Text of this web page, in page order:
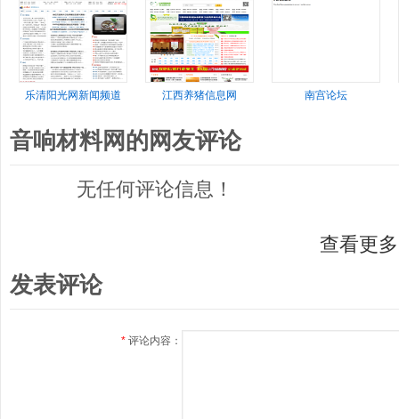
乐清阳光网新闻频道 江西养猪信息网 南宫论坛
音响材料网的网友评论
无任何评论信息！
查看更
发表评论
* 评论内容：